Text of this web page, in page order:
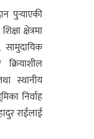
पुर्‍याएकी
क्षेत्रमा
सामुदायिक
स्थानीय
निर्वाह
राईलाई